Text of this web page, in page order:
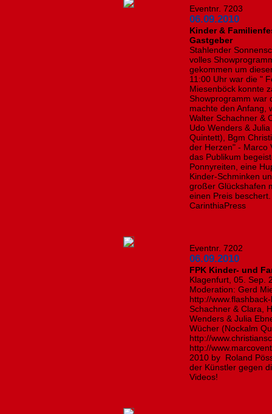
Eventnr. 7203
06.09.2010
Kinder &
Gastgeber
Stahlender
volles
gekommen um
11:00 Uhr war die "
Miesenböck konnte
Showprogramm war
machte den Anfang,
Walter Schachner &
Udo Wenders &
Quintett), Bgm
der Herzen" - Marco
das Publikum
Ponnyreiten, eine
Kinder-Schminken
großer Glückshafen
einen Preis
CarinthiaPress
Eventnr. 7202
06.09.2010
FPK Kinder- und
Klagenfurt, 05. Sep.
Moderation: Gerd
http://
Schachner & Clara,
Wenders & Julia
Wücher (Nockalm
http://
http://
2010 by Roland
der Künstler gegen
Videos!